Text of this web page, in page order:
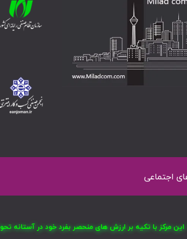
اجتماعی
این مرکز با تکیه بر ارزش های منحصر بفرد خود در